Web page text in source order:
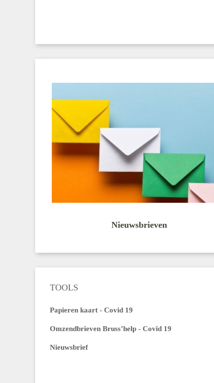
Nieuwsbrieven
TOOLS
Papieren kaart - Covid 19
Omzendbrieven Bruss’help - Covid 19
Nieuwsbrief